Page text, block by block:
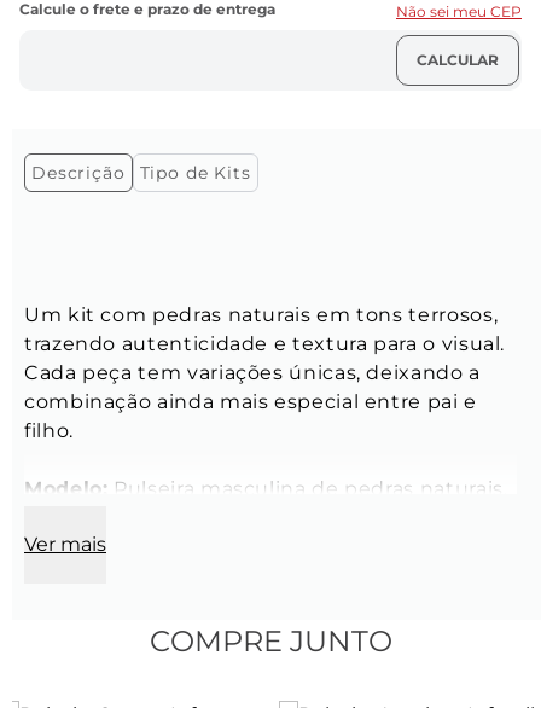
Não sei meu CEP
Descrição Tipo de Kits
Um kit com pedras naturais em tons terrosos,
trazendo autenticidade e textura para o visual.
Cada peça tem variações únicas, deixando a
combinação ainda mais especial entre pai e
filho.
Modelo: Pulseira masculina de pedras naturais,
Largura:
Ver mais
COMPRE JUNTO